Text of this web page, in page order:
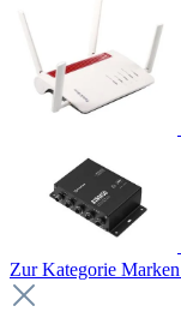
Zur Kategorie Marken